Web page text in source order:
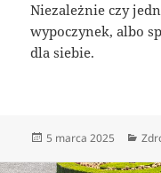
Niezależnie czy
wypoczynek, albo
dla siebie.
Data
5 marca 2025